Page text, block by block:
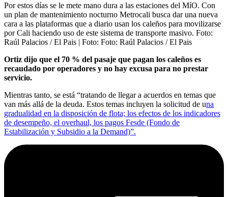
Por estos días se le mete mano dura a las estaciones del MíO. Con
un plan de mantenimiento nocturno Metrocali busca dar una nueva
cara a las plataformas que a diario usan los caleños para movilizarse
por Cali haciendo uso de este sistema de transporte masivo. Foto:
Raúl Palacios / El Pais | Foto: Foto: Raúl Palacios / El Pais
Ortiz dijo que el 70 % del pasaje que pagan los caleños es
recaudado por operadores y no hay excusa para no prestar
servicio.
Mientras tanto, se está “tratando de llegar a acuerdos en temas que
van más allá de la deuda. Estos temas incluyen la solicitud de una
gradualidad en la disposición de flota; los efectos de los indicadores
de desempeño, el overhaul, los pagos Fesde (Fondo de
Estabilización y Subsidio a la Demand)”.